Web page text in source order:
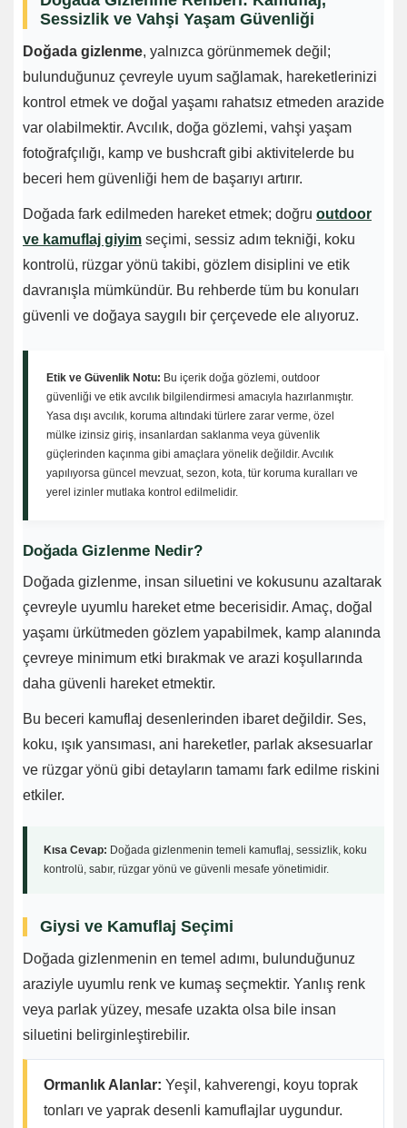
Sessizlik ve Vahşi Yaşam Güvenliği
Doğada gizlenme, yalnızca görünmemek değil;
bulunduğunuz çevreyle uyum sağlamak, hareketlerinizi
kontrol etmek ve doğal yaşamı rahatsız etmeden arazide
var olabilmektir. Avcılık, doğa gözlemi, vahşi yaşam
fotoğrafçılığı, kamp ve bushcraft gibi aktivitelerde bu
beceri hem güvenliği hem de başarıyı artırır.
Doğada fark edilmeden hareket etmek; doğru outdoor
ve kamuflaj giyim seçimi, sessiz adım tekniği, koku
kontrolü, rüzgar yönü takibi, gözlem disiplini ve etik
davranışla mümkündür. Bu rehberde tüm bu konuları
güvenli ve doğaya saygılı bir çerçevede ele alıyoruz.
Etik ve Güvenlik Notu: Bu içerik doğa gözlemi, outdoor
güvenliği ve etik avcılık bilgilendirmesi amacıyla hazırlanmıştır.
Yasa dışı avcılık, koruma altındaki türlere zarar verme, özel
mülke izinsiz giriş, insanlardan saklanma veya güvenlik
güçlerinden kaçınma gibi amaçlara yönelik değildir. Avcılık
yapılıyorsa güncel mevzuat, sezon, kota, tür koruma kuralları ve
yerel izinler mutlaka kontrol edilmelidir.
Doğada Gizlenme Nedir?
Doğada gizlenme, insan siluetini ve kokusunu azaltarak
çevreyle uyumlu hareket etme becerisidir. Amaç, doğal
yaşamı ürkütmeden gözlem yapabilmek, kamp alanında
çevreye minimum etki bırakmak ve arazi koşullarında
daha güvenli hareket etmektir.
Bu beceri kamuflaj desenlerinden ibaret değildir. Ses,
koku, ışık yansıması, ani hareketler, parlak aksesuarlar
ve rüzgar yönü gibi detayların tamamı fark edilme riskini
etkiler.
Kısa Cevap: Doğada gizlenmenin temeli kamuflaj, sessizlik, koku
kontrolü, sabır, rüzgar yönü ve güvenli mesafe yönetimidir.
Giysi ve Kamuflaj Seçimi
Doğada gizlenmenin en temel adımı, bulunduğunuz
araziyle uyumlu renk ve kumaş seçmektir. Yanlış renk
veya parlak yüzey, mesafe uzakta olsa bile insan
siluetini belirginleştirebilir.
Ormanlık Alanlar: Yeşil, kahverengi, koyu toprak
tonları ve yaprak desenli kamuflajlar uygundur.